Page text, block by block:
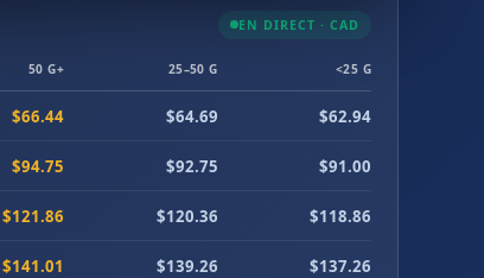
EN DIRECT · CAD
50 G+ 25–50 G <25 G
$66.44 $64.69 $62.94
$94.75 $92.75 $91.00
$121.86 $120.36 $118.86
$141.01 $139.26 $137.26